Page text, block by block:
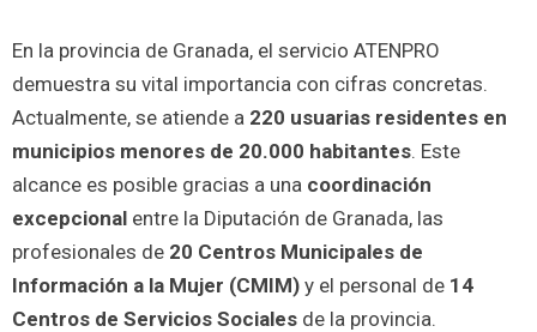
En la provincia de Granada, el servicio ATENPRO
demuestra su vital importancia con cifras concretas.
Actualmente, se atiende a 220 usuarias residentes en
municipios menores de 20.000 habitantes. Este
alcance es posible gracias a una coordinación
excepcional entre la Diputación de Granada, las
profesionales de 20 Centros Municipales de
Información a la Mujer (CMIM) y el personal de 14
Centros de Servicios Sociales de la provincia.